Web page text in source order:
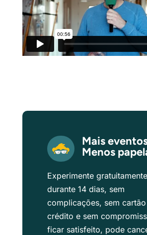
Mais
Menos
Experimente gratuitamente
durante 14 dias, sem
complicações, sem
crédito e sem
ficar satisfeito, pode